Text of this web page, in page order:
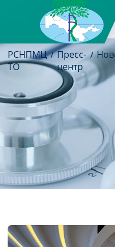
РСНПМЦ
ТО
Пресс-
центр